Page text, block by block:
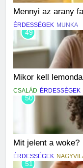
Mennyi az arany
ÉRDESSÉGEK MUNKA
49
Mikor kell
CSALÁD ÉRDESSÉGEK
50
Mit jelent a woke?
ÉRDESSÉGEK
51